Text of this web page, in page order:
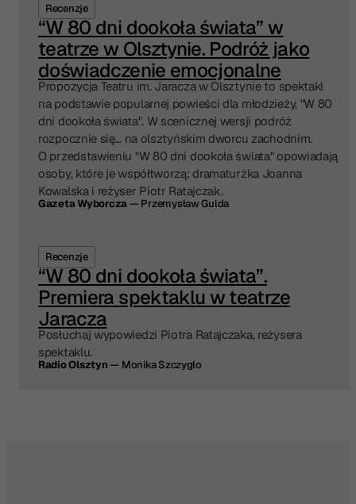
Recenzje
“W 80 dni dookoła świata” w
teatrze w Olsztynie. Podróż jako
doświadczenie emocjonalne
Propozycja Teatru im. Jaracza w Olsztynie to spektakl
na podstawie popularnej powieści dla młodzieży, "W 80
dni dookoła świata". W scenicznej wersji podróż
rozpocznie się... na olsztyńskim dworcu zachodnim.
O przedstawieniu "W 80 dni dookoła świata" opowiadają
osoby, które je współtworzą: dramaturżka Joanna
Kowalska i reżyser Piotr Ratajczak.
Gazeta Wyborcza— Przemysław Gulda
Recenzje
“W 80 dni dookoła świata”.
Premiera spektaklu w teatrze
Jaracza
Posłuchaj wypowiedzi Piotra Ratajczaka, reżysera
spektaklu.
Radio Olsztyn— Monika Szczygło